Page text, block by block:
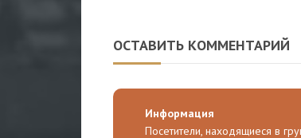
ОСТАВИТЬ КОММЕНТАРИЙ
Информация
Посетители, находящиеся в